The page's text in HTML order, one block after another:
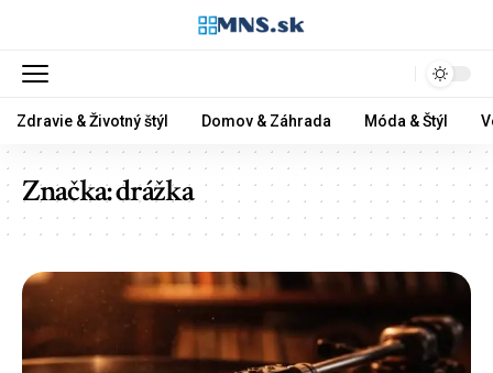
Zdravie & Životný štýl Domov & Záhrada Móda & Štýl
Značka:drážka